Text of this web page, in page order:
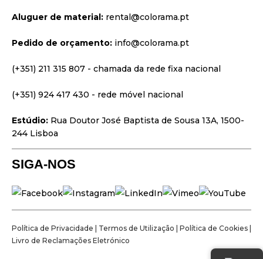
Websites
Identidade Visual
Aluguer de material: rental@colorama.pt
Pedido de orçamento: info@colorama.pt
(+351) 211 315 807 - chamada da rede fixa nacional
(+351) 924 417 430 - rede móvel nacional
Estúdio: Rua Doutor José Baptista de Sousa 13A, 1500-
244 Lisboa
SIGA-NOS
Política de Privacidade | Termos de Utilização | Política de Cookies |
Livro de Reclamações Eletrónico